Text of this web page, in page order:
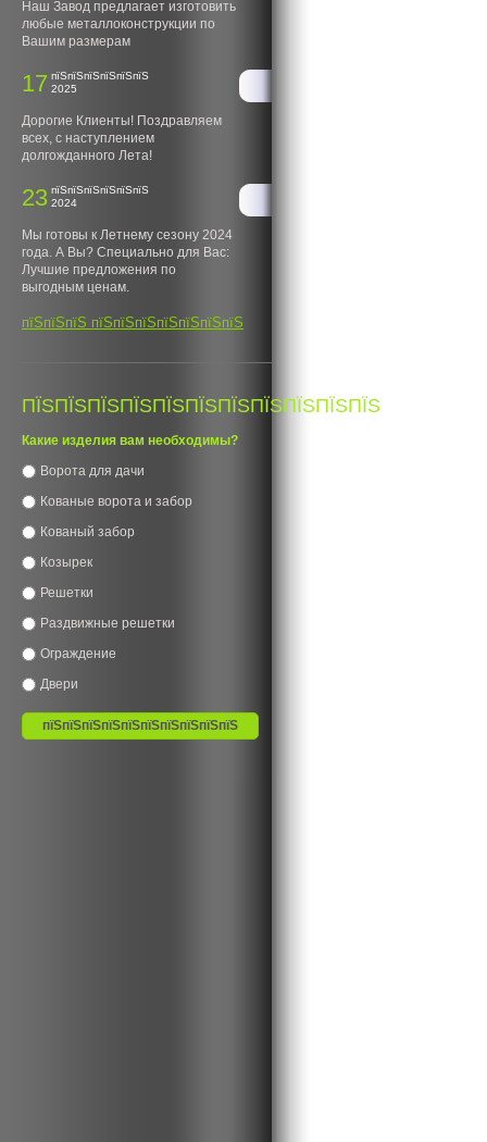
Наш Завод предлагает изготовить
любые металлоконструкции по
Вашим размерам
17 пїЅпїЅпїЅпїЅпїЅпїЅ
2025
Дорогие Клиенты! Поздравляем
всех, с наступлением
долгожданного Лета!
23 пїЅпїЅпїЅпїЅпїЅпїЅ
2024
Мы готовы к Летнему сезону 2024
года. А Вы? Специально для Вас:
Лучшие предложения по
выгодным ценам.
пїЅпїЅпїЅ пїЅпїЅпїЅпїЅпїЅпїЅпїЅ
ПЇЅПЇЅПЇЅПЇЅПЇЅПЇЅПЇЅПЇЅПЇЅПЇЅПЇЅ
Какие изделия вам необходимы?
Ворота для дачи
Кованые ворота и забор
Кованый забор
Козырек
Решетки
Раздвижные решетки
Ограждение
Двери